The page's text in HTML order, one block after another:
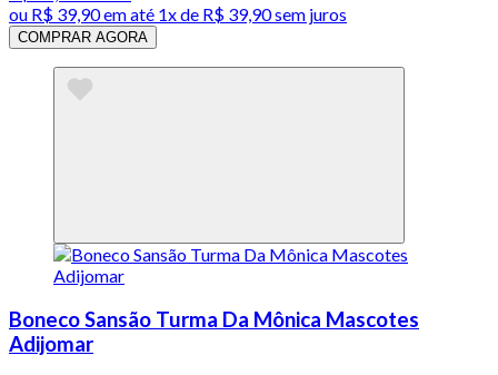
ou R$ 39,90em até 1x de R$ 39,90sem juros
COMPRAR AGORA
Boneco Sansão Turma Da Mônica Mascotes
Adijomar